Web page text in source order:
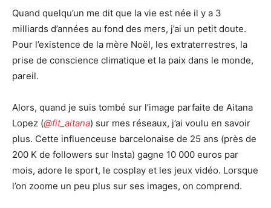
Quand quelqu’un me dit que la vie est née il y a 3
milliards d’années au fond des mers, j’ai un petit doute.
Pour l’existence de la mère Noël, les extraterrestres, la
prise de conscience climatique et la paix dans le monde,
pareil.
Alors, quand je suis tombé sur l’image parfaite de Aitana
Lopez (@fit_aitana) sur mes réseaux, j’ai voulu en savoir
plus. Cette influenceuse barcelonaise de 25 ans (près de
200 K de followers sur Insta) gagne 10 000 euros par
mois, adore le sport, le cosplay et les jeux vidéo. Lorsque
l’on zoome un peu plus sur ses images, on comprend.